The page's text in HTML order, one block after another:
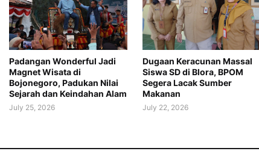
Padangan Wonderful Jadi
Magnet Wisata di
Bojonegoro, Padukan Nilai
Sejarah dan Keindahan Alam
July 25, 2026
Dugaan Keracunan Massal
Siswa SD di Blora, BPOM
Segera Lacak Sumber
Makanan
July 22, 2026